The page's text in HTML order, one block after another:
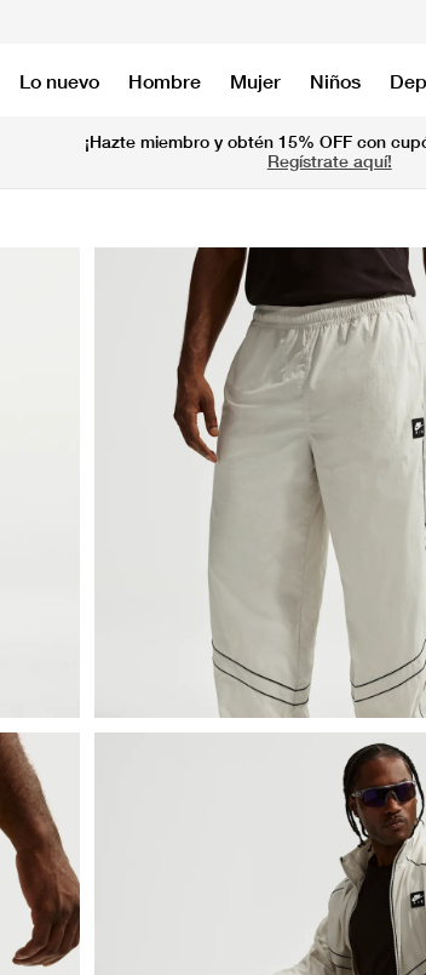
Lo nuevo Hombre Mujer Niños
¡Hazte miembro y obtén 15% OFF con
Regístrate aquí!